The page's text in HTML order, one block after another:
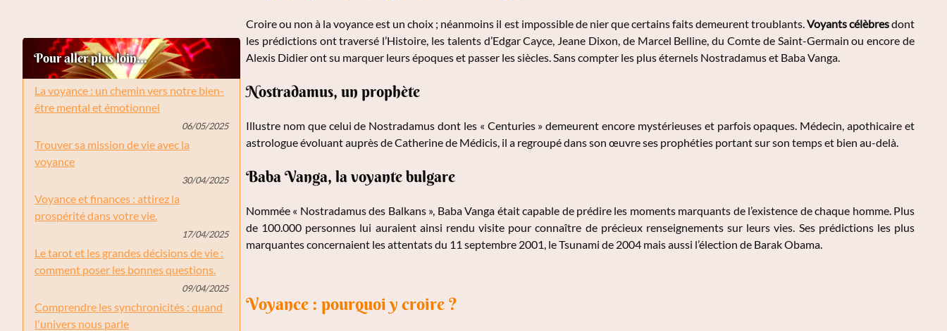
Pour aller plus loin...
La voyance : un chemin vers notre bien-
être mental et émotionnel
06/05/2025
Trouver sa mission de vie avec la
voyance
30/04/2025
Voyance et finances : attirez la
prospérité dans votre vie.
17/04/2025
Le tarot et les grandes décisions de vie :
comment poser les bonnes questions.
09/04/2025
Comprendre les synchronicités : quand
l'univers nous parle
Croire ou non à la voyance est un choix ; néanmoins il est impossible de nier que certains faits demeurent troublants.Voyants célèbresdont
les prédictions ont traversé l’Histoire, les talents d’Edgar Cayce, Jeane Dixon, de Marcel Belline, du Comte de Saint-Germain ou encore de
Alexis Didier ont su marquer leurs époques et passer les siècles. Sans compter les plus éternels Nostradamus et Baba Vanga.
Nostradamus, un prophète
Illustre nom que celui de Nostradamus dont les « Centuries » demeurent encore mystérieuses et parfois opaques. Médecin, apothicaire et
astrologue évoluant auprès de Catherine de Médicis, il a regroupé dans son œuvre ses prophéties portant sur son temps et bien au-delà.
Baba Vanga, la voyante bulgare
Nommée « Nostradamus des Balkans », Baba Vanga était capable de prédire les moments marquants de l’existence de chaque homme. Plus
de 100.000 personnes lui auraient ainsi rendu visite pour connaître de précieux renseignements sur leurs vies. Ses prédictions les plus
marquantes concernaient les attentats du 11 septembre 2001, le Tsunami de 2004 mais aussi l’élection de Barak Obama.
Voyance : pourquoi y croire ?